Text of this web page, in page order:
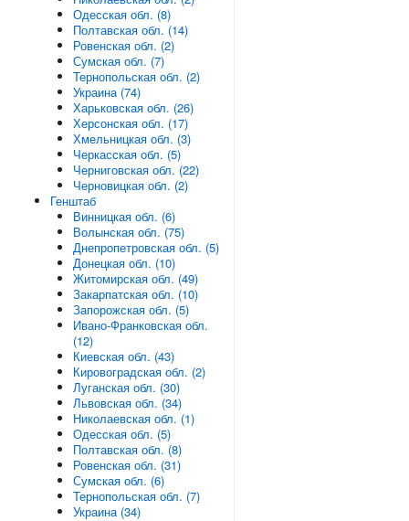
Одесская обл. (8)
Полтавская обл. (14)
Ровенская обл. (2)
Сумская обл. (7)
Тернопольская обл. (2)
Украина (74)
Харьковская обл. (26)
Херсонская обл. (17)
Хмельницкая обл. (3)
Черкасская обл. (5)
Черниговская обл. (22)
Черновицкая обл. (2)
Генштаб
Винницкая обл. (6)
Волынская обл. (75)
Днепропетровская обл. (5)
Донецкая обл. (10)
Житомирская обл. (49)
Закарпатская обл. (10)
Запорожская обл. (5)
Ивано-Франковская обл.
(12)
Киевская обл. (43)
Кировоградская обл. (2)
Луганская обл. (30)
Львовская обл. (34)
Николаевская обл. (1)
Одесская обл. (5)
Полтавская обл. (8)
Ровенская обл. (31)
Сумская обл. (6)
Тернопольская обл. (7)
Украина (34)